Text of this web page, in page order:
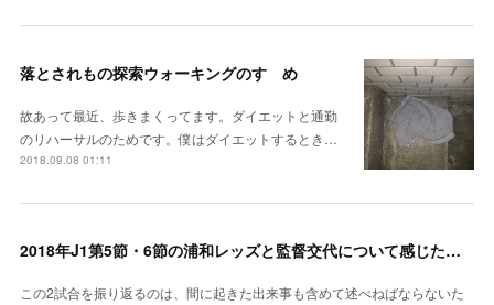
落とされもの探索ウォーキングのすゝめ
故あって最近、歩きまくってます。ダイエットと通勤
のリハーサルのためです。僕はダイエットするとき…
2018.09.08 01:11
2018年J1第5節・6節の浦和レッズと監督交代について感じたこと #urawareds 【やったね】
この2試合を振り返るのは、間に起きた出来事も含めて述べねばならないた